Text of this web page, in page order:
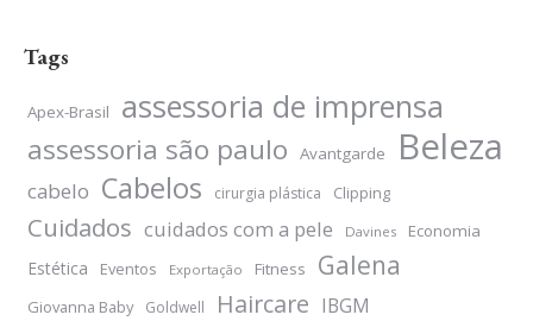
Tags
Apex-Brasil assessoria de imprensa
assessoria são paulo Avantgarde Beleza
cabelo Cabelos cirurgia plástica Clipping
Cuidados cuidados com a pele Davines Economia
Estética Eventos Exportação Fitness Galena
Giovanna Baby Goldwell Haircare IBGM